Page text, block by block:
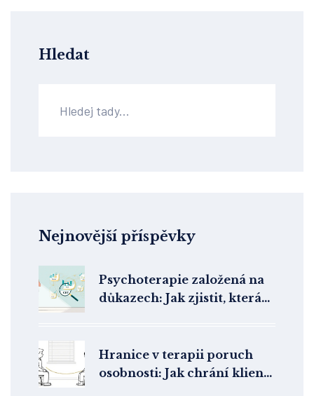
Hledat
Nejnovější příspěvky
Psychoterapie založená na
důkazech: Jak zjistit, která
Hranice v terapii poruch
osobnosti: Jak chrání klienta